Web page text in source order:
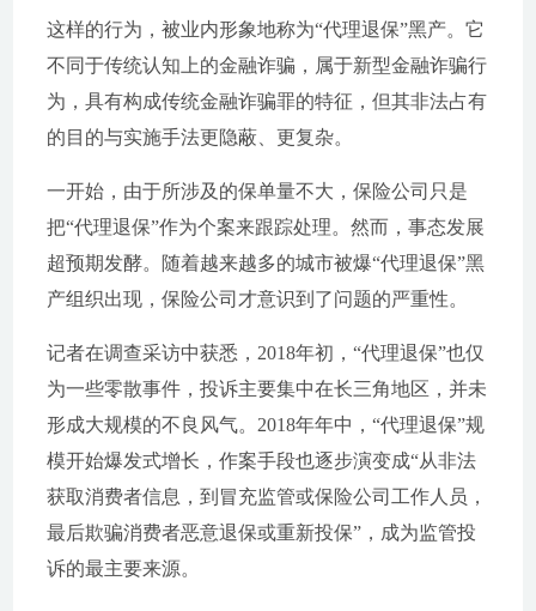
这样的行为，被业内形象地称为“代理退保”黑产。它
不同于传统认知上的金融诈骗，属于新型金融诈骗行
为，具有构成传统金融诈骗罪的特征，但其非法占有
的目的与实施手法更隐蔽、更复杂。
一开始，由于所涉及的保单量不大，保险公司只是
把“代理退保”作为个案来跟踪处理。然而，事态发展
超预期发酵。随着越来越多的城市被爆“代理退保”黑
产组织出现，保险公司才意识到了问题的严重性。
记者在调查采访中获悉，2018年初，“代理退保”也仅
为一些零散事件，投诉主要集中在长三角地区，并未
形成大规模的不良风气。2018年年中，“代理退保”规
模开始爆发式增长，作案手段也逐步演变成“从非法
获取消费者信息，到冒充监管或保险公司工作人员，
最后欺骗消费者恶意退保或重新投保”，成为监管投
诉的最主要来源。